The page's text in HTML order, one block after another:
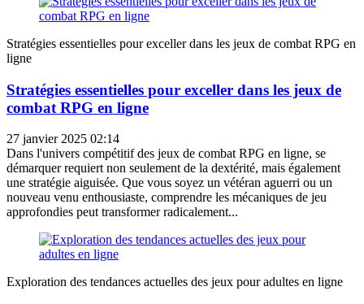
Stratégies essentielles pour exceller dans les jeux de combat RPG en
ligne
Stratégies essentielles pour exceller dans les jeux de
combat RPG en ligne
27 janvier 2025 02:14
Dans l'univers compétitif des jeux de combat RPG en ligne, se
démarquer requiert non seulement de la dextérité, mais également
une stratégie aiguisée. Que vous soyez un vétéran aguerri ou un
nouveau venu enthousiaste, comprendre les mécaniques de jeu
approfondies peut transformer radicalement...
Exploration des tendances actuelles des jeux pour adultes en ligne